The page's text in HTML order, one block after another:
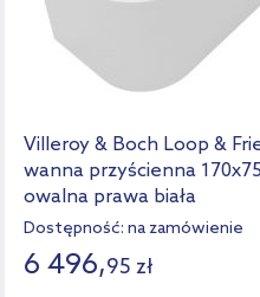
Villeroy & Boch Loop &
wanna przyścienna
owalna prawa biała
UBA170LOF9CR00V-01
Dostępność: na zamówienie
6 496,95 zł